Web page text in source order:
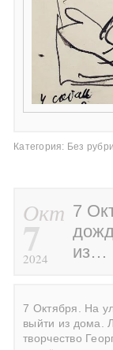
Категория: Без
Окт
7
2024
7
из…
7 Октября. На
выйти из дома.
творчество